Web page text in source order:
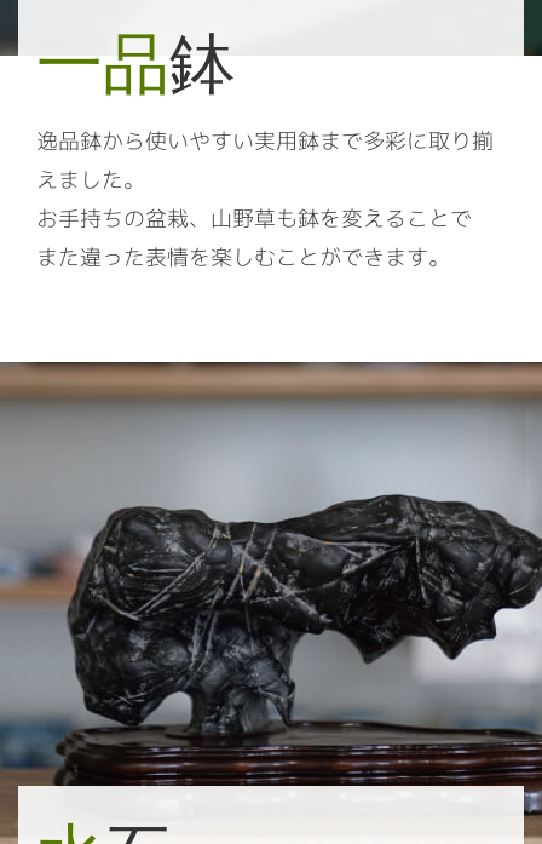
一品鉢
逸品鉢から使いやすい実用鉢まで多彩に取り揃
えました。
お手持ちの盆栽、山野草も鉢を変えることで
また違った表情を楽しむことができます。